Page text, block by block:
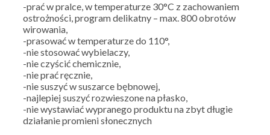
-prać w pralce, w temperaturze 30°C z zachowaniem
ostrożności, program delikatny – max. 800 obrotów
wirowania,
-prasować w temperaturze do 110°,
-nie stosować wybielaczy,
-nie czyścić chemicznie,
-nie prać ręcznie,
-nie suszyć w suszarce bębnowej,
-najlepiej suszyć rozwieszone na płasko,
-nie wystawiać wypranego produktu na zbyt długie
działanie promieni słonecznych